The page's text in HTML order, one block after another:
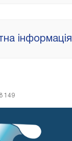
інформація
149